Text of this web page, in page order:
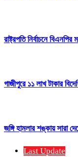
রাষ্ট্রপতি নির্বাচনে
গাজীপুরে ১১ লাখ টাকার
জঙ্গি হামলার শঙ্কায় সারা
Last Update